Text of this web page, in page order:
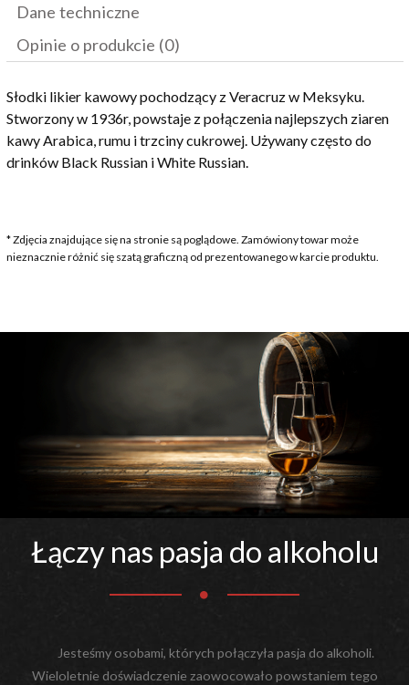
Dane techniczne
Opinie o produkcie (0)
Słodki likier kawowy pochodzący z Veracruz w Meksyku.
Stworzony w 1936r, powstaje z połączenia najlepszych ziaren
kawy Arabica, rumu i trzciny cukrowej. Używany często do
drinków Black Russian i White Russian.
* Zdjęcia znajdujące się na stronie są poglądowe. Zamówiony towar może
nieznacznie różnić się szatą graficzną od prezentowanego w karcie produktu.
Łączy nas pasja do alkoholu
Jesteśmy osobami, których połączyła pasja do alkoholi.
Wieloletnie doświadczenie zaowocowało powstaniem tego